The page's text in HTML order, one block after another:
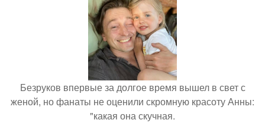
Безруков впервые за долгое время вышел в свет с
женой, но фанаты не оценили скромную красоту Анны:
"какая она скучная.